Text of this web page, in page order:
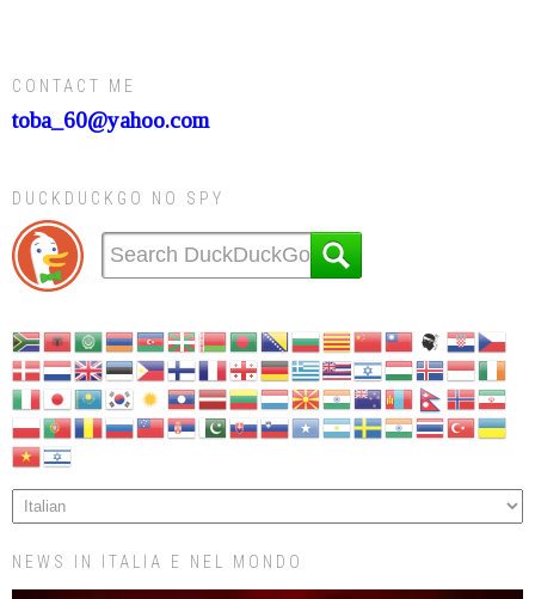
CONTACT ME
toba_60@yahoo.com
DUCKDUCKGO NO SPY
NEWS IN ITALIA E NEL MONDO